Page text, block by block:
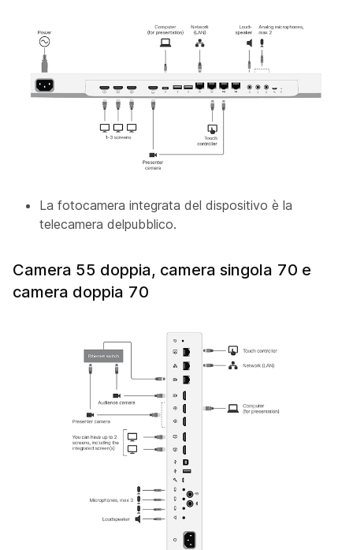
La fotocamera integrata del dispositivo è la
telecamera delpubblico.
Camera 55 doppia, camera singola 70 e
camera doppia 70